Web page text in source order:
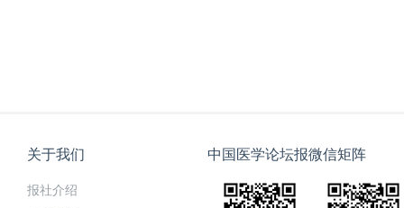
关于我们
报社介绍
中国医学论坛报微信矩阵